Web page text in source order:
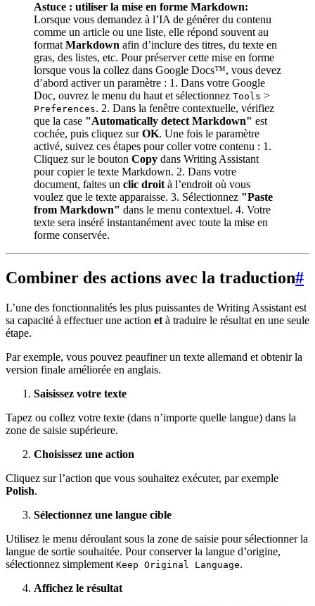
Astuce : utiliser la mise en forme Markdown:
Lorsque vous demandez à l’IA de générer du contenu
comme un article ou une liste, elle répond souvent au
format Markdown afin d’inclure des titres, du texte en
gras, des listes, etc. Pour préserver cette mise en forme
lorsque vous la collez dans Google Docs™, vous devez
d’abord activer un paramètre : 1. Dans votre Google
Doc, ouvrez le menu du haut et sélectionnez Tools >
Preferences. 2. Dans la fenêtre contextuelle, vérifiez
que la case "Automatically detect Markdown" est
cochée, puis cliquez surOK. Une fois le paramètre
activé, suivez ces étapes pour coller votre contenu : 1.
Cliquez sur le bouton Copy dans Writing Assistant
pour copier le texte Markdown. 2. Dans votre
document, faites un clic droit à l’endroit où vous
voulez que le texte apparaisse. 3. Sélectionnez "Paste
from Markdown" dans le menu contextuel. 4. Votre
texte sera inséré instantanément avec toute la mise en
forme conservée.
Combiner des actions avec la traduction#
L’une des fonctionnalités les plus puissantes de Writing Assistant est
sa capacité à effectuer une action et à traduire le résultat en une seule
étape.
Par exemple, vous pouvez peaufiner un texte allemand et obtenir la
version finale améliorée en anglais.
Saisissez votre texte
Tapez ou collez votre texte (dans n’importe quelle langue) dans la
zone de saisie supérieure.
Choisissez une action
Cliquez sur l’action que vous souhaitez exécuter, par exemple
Polish.
Sélectionnez une langue cible
Utilisez le menu déroulant sous la zone de saisie pour sélectionner la
langue de sortie souhaitée. Pour conserver la langue d’origine,
sélectionnez simplement Keep Original Language.
Affichez le résultat